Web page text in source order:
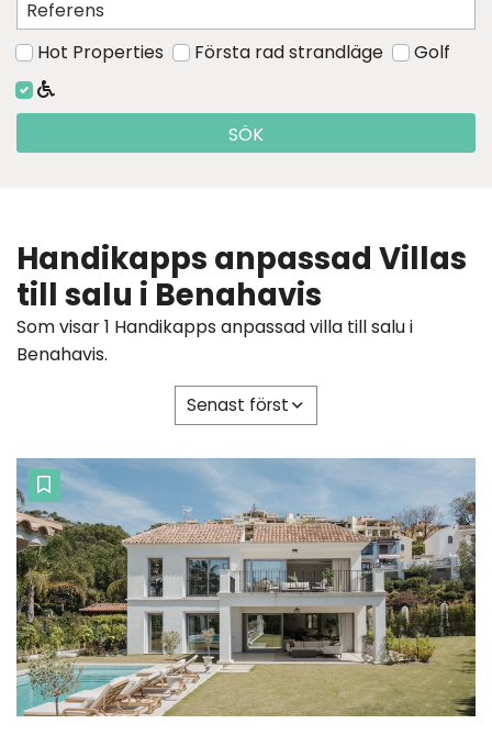
Hot Properties Första rad strandläge Golf
SÖK
Handikapps anpassad Villas
till salu i Benahavis
Som visar 1 Handikapps anpassad villa till salu i
Benahavis.
Senast först